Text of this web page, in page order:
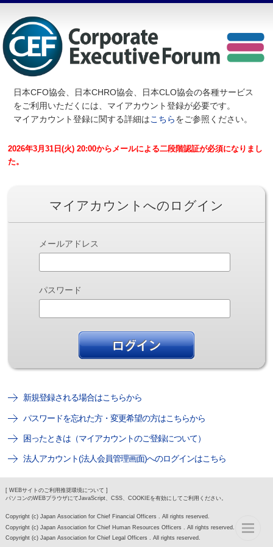
日本CFO協会、日本CHRO協会、日本CLO協会の各種サービス
をご利用いただくには、マイアカウント登録が必要です。
マイアカウント登録に関する詳細はこちらをご参照ください。
2026年3月31日(火) 20:00からメールによる二段階認証が必須になりまし
た。
マイアカウントへのログイン
メールアドレス
パスワード
新規登録される場合はこちらから
パスワードを忘れた方・変更希望の方はこちらから
困ったときは（マイアカウントのご登録について）
法人アカウント(法人会員管理画面)へのログインはこちら
[ WEBサイトのご利用推奨環境について ]
パソコンのWEBブラウザにてJavaScript、CSS、COOKIEを有効にしてご利用ください。
Copyright (c) Japan Association for Chief Financial Officers . All rights reserved.
Copyright (c) Japan Association for Chief Human Resources Officers . All rights reserved.
Copyright (c) Japan Association for Chief Legal Officers . All rights reserved.